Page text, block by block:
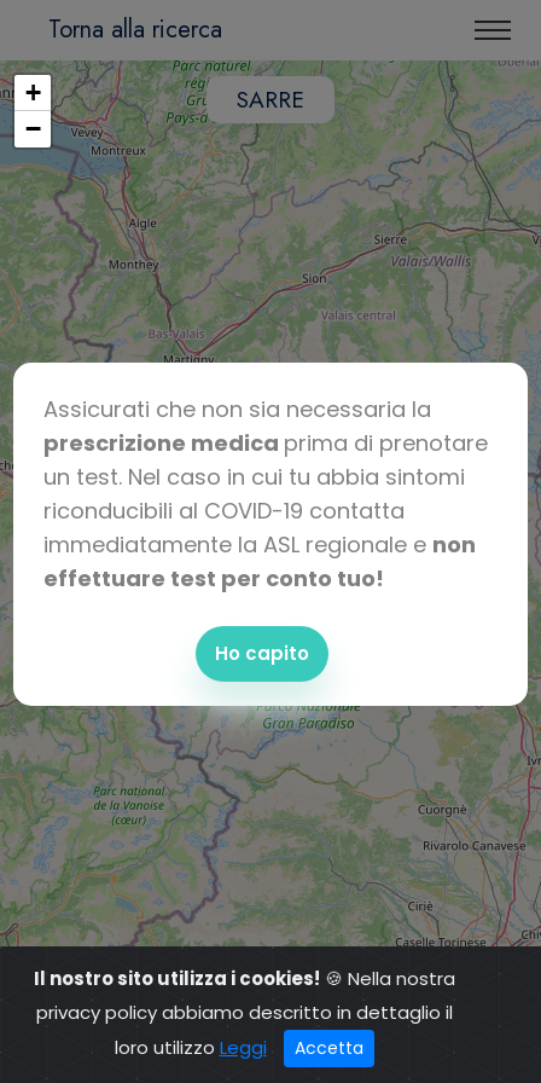
Assicurati che non sia necessaria la
prescrizione medica prima di prenotare
un test. Nel caso in cui tu abbia sintomi
riconducibili al COVID-19 contatta
immediatamente la ASL regionale e non
effettuare test per conto tuo!
Ho capito
Torna alla ricerca
SARRE
+
−
Il nostro sito utilizza i cookies! 🍪 Nella nostra
privacy policy abbiamo descritto in dettaglio il
loro utilizzo Leggi Accetta